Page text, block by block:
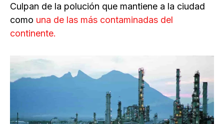
Culpan de la polución que mantiene a la ciudad
como una de las más contaminadas del
continente.